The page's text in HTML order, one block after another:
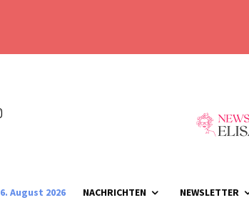
6. August 2026 NACHRICHTEN NEWSLETTER